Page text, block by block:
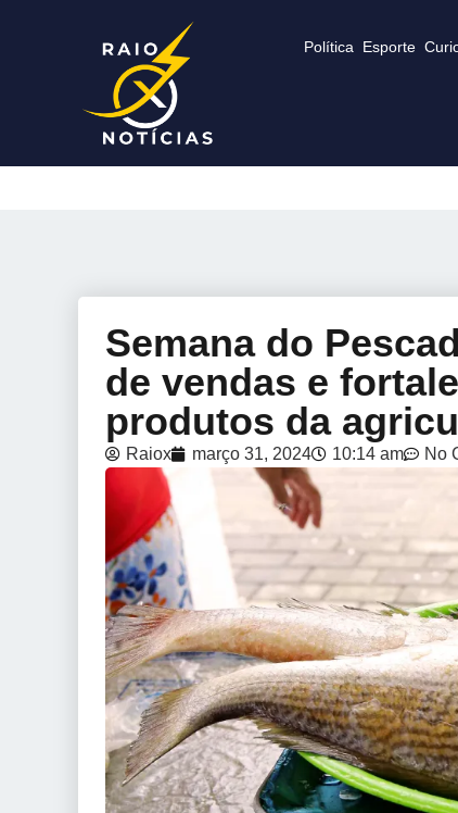
Política Esporte
Semana do
de vendas e
produtos da
Raiox março 31, 2024 10:14 am No